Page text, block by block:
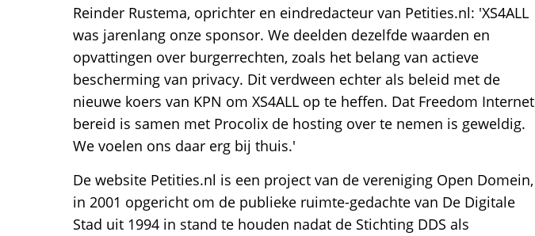
Reinder Rustema, oprichter en eindredacteur van Petities.nl: 'XS4ALL
was jarenlang onze sponsor. We deelden dezelfde waarden en
opvattingen over burgerrechten, zoals het belang van actieve
bescherming van privacy. Dit verdween echter als beleid met de
nieuwe koers van KPN om XS4ALL op te heffen. Dat Freedom Internet
bereid is samen met Procolix de hosting over te nemen is geweldig.
We voelen ons daar erg bij thuis.'
De website Petities.nl is een project van de vereniging Open Domein,
in 2001 opgericht om de publieke ruimte-gedachte van De Digitale
Stad uit 1994 in stand te houden nadat de Stichting DDS als